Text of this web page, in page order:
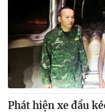
Phát hiện xe đầu